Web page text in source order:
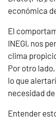
económica
El
INEGI, nos
clima
Por otro
lo que
necesidad
Entender